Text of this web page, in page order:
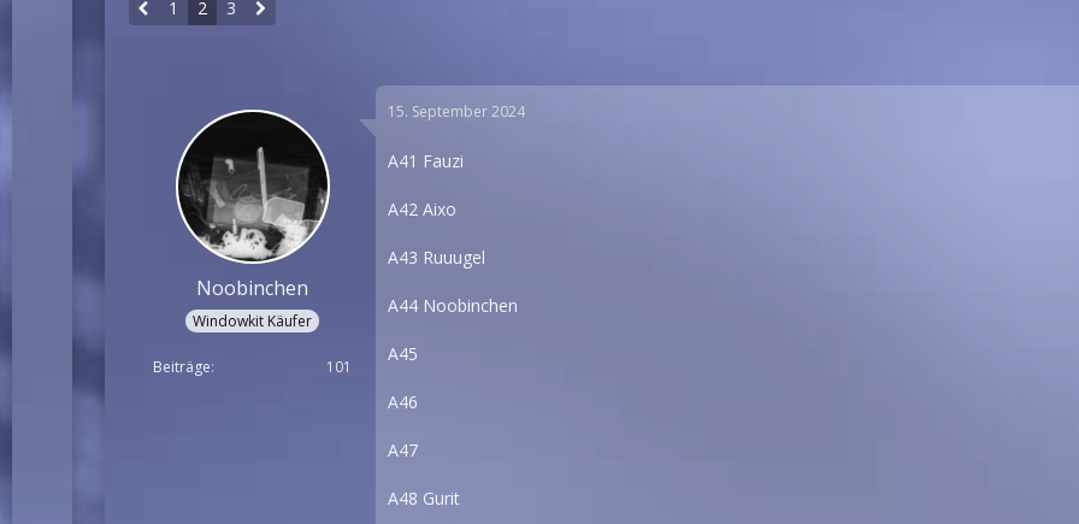
1 2 3
Noobinchen
Windowkit Käufer
Beiträge 101
15. September 2024
A41 Fauzi
A42 Aixo
A43 Ruuugel
A44 Noobinchen
A45
A46
A47
A48 Gurit